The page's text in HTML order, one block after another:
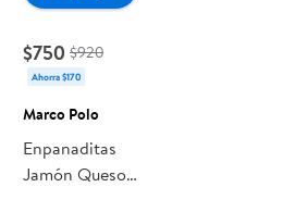
$750 $920
Ahorra $170
Marco Polo
Enpanaditas
Jamón Queso